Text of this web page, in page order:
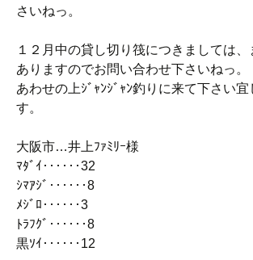
さいねっ。
１２月中の貸し切り筏につきましては
ありますのでお問い合わせ下さいねっ。
あわせの上ｼﾞｬﾝｼﾞｬﾝ釣りに来て下さい宜
す。
大阪市…井上ﾌｧﾐﾘｰ様
ﾏﾀﾞｲ‥‥‥32
ｼﾏｱｼﾞ‥‥‥8
ﾒｼﾞﾛ‥‥‥3
ﾄﾗﾌｸﾞ‥‥‥8
黒ｿｲ‥‥‥12